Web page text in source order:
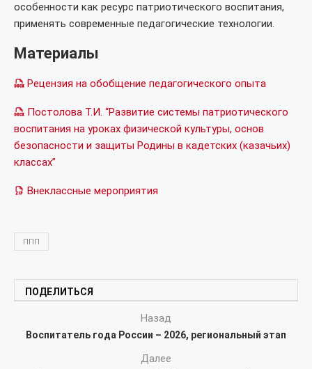
особенности как ресурс патриотического воспитания,
применять современные педагогические технологии.
Материалы
Рецензия на обобщение педагогического опыта
Постолова Т.И. “Развитие системы патриотического
воспитания на уроках физической культуры, основ
безопасности и защиты Родины в кадетских (казачьих)
классах”
Внеклассные мероприятия
ППП
ПОДЕЛИТЬСЯ
Назад
Воспитатель года России – 2026, региональный этап
Далее